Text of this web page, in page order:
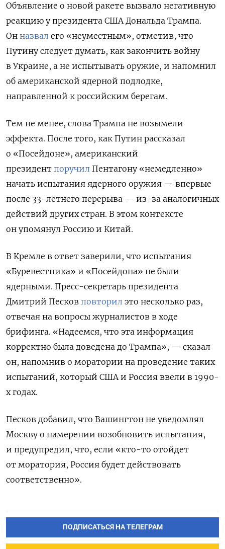
Подписывайтесь на The
Moscow Times в Telegram —
@moscowtimes_ru
Объявление о новой ракете вызвало негативную
реакцию у президента США Дональда Трампа.
Он назвал его «неуместным», отметив, что
Путину следует думать, как закончить войну
в Украине, а не испытывать оружие, и напомнил
об американской ядерной подлодке,
направленной к российским берегам.
Тем не менее, слова Трампа не возымели
эффекта. После того, как Путин рассказал
о «Посейдоне», американский
президент поручил Пентагону «немедленно»
начать испытания ядерного оружия — впервые
после 33-летнего перерыва — из-за аналогичных
действий других стран. В этом контексте
он упомянул Россию и Китай.
В Кремле в ответ заверили, что испытания
«Буревестника» и «Посейдона» не были
ядерными. Пресс-секретарь президента
Дмитрий Песков повторил это несколько раз,
отвечая на вопросы журналистов в ходе
брифинга. «Надеемся, что эта информация
корректно была доведена до Трампа», — сказал
он, напомнив о моратории на проведение таких
испытаний, который США и Россия ввели в 1990-
х годах.
Песков добавил, что Вашингтон не уведомлял
Москву о намерении возобновить испытания,
и предупредил, что, если «кто-то отойдет
от моратория, Россия будет действовать
соответственно».
ПОДПИСАТЬСЯ НА ТЕЛЕГРАМ